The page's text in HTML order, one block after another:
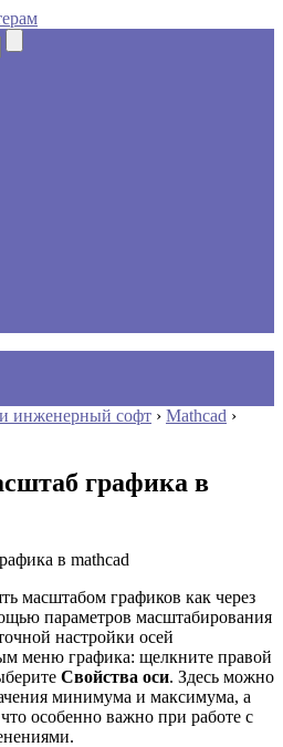
инженерный софт › Mathcad ›
графика в
масштабом графиков как через
параметров масштабирования
настройки осей
меню графика: щелкните правой
Свойства оси. Здесь можно
минимума и максимума, а
особенно важно при работе с